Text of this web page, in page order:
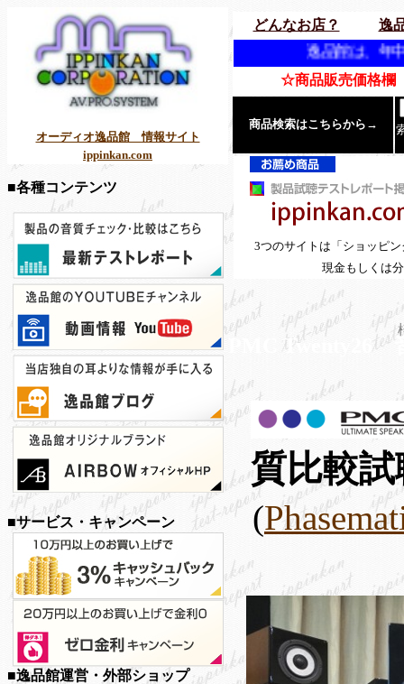
オーディオ逸品館 情報サイト
ippinkan.com
■各種コンテンツ
■サービス・キャンペーン
■逸品館運営・外部ショップ
どんなお店？
逸
逸品館は、年中無休（特定日を
☆商品販売価格欄
商品検索はこちらから→
3つのサイトは「ショッピ
現金もしくは
PMC
質比較
(